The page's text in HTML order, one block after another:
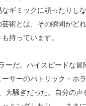
ギミックに頼ったりし
術とは、その瞬間がど
持っています。
ーだ。ハイスピードな
サーのパトリック・ホ
大騒ぎだった。自分の